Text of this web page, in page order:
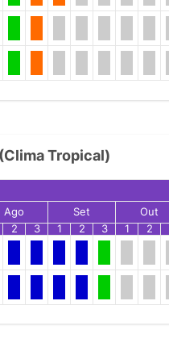
Tropical)
Ago
Set Out
2 3 1 2 3 1 2